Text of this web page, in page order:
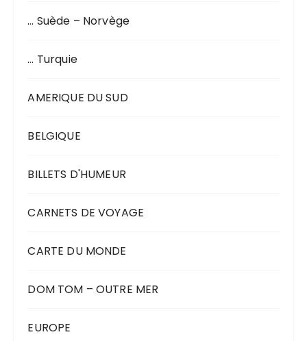
… Suède – Norvège
… Turquie
AMERIQUE DU SUD
BELGIQUE
BILLETS D'HUMEUR
CARNETS DE VOYAGE
CARTE DU MONDE
DOM TOM – OUTRE MER
EUROPE